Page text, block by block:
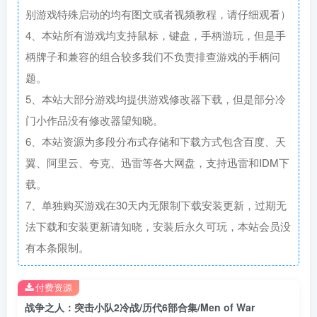
别游戏特殊启动的均有图文或者视频教程，请仔细观看）
4、本站所有游戏均支持鼠标，键盘，手柄游玩，但是手
柄牌子和兼容的组合较多我们不负责排查游戏的手柄问
题。
5、本站大部分游戏均提供游戏修改器下载，但是部分冷
门小作品没有修改器望知晓。
6、本站资源为多段分布式存储和下载方式包含百度、天
翼、阿里云、夸克、迅雷等各大网盘，支持迅雷和IDM下
载。
7、单独购买游戏在30天内无限制下载安装更新，过期无
法下载和安装更新请知晓，安装后永久可玩，本站会员没
有本条限制。
战争之人：突击小队2冷战/历代6部合集/Men of War
付费资源